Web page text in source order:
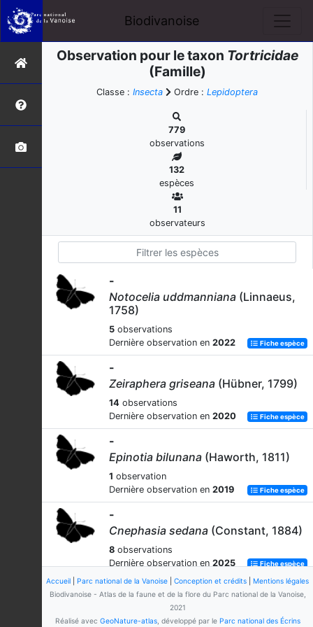
Biodivanoise
Observation pour le taxon Tortricidae
(Famille)
Classe : Insecta Ordre : Lepidoptera
779
observations
132
espèces
11
observateurs
-
Notocelia uddmanniana (Linnaeus,
1758)
5 observations
Dernière observation en 2022 Fiche espèce
-
Zeiraphera griseana (Hübner, 1799)
14 observations
Dernière observation en 2020 Fiche espèce
-
Epinotia bilunana (Haworth, 1811)
1 observation
Dernière observation en 2019 Fiche espèce
-
Cnephasia sedana (Constant, 1884)
8 observations
Dernière observation en 2025 Fiche espèce
-
Cydia pomonella
5observations
Accueil Parc national de la Vanoise Conception et crédits
Mentions légales
Biodivanoise - Atlas de la faune et de la flore du Parc national de la Vanoise,
2021
Réalisé avec GeoNature-atlas, développé par le Parc national des Écrins